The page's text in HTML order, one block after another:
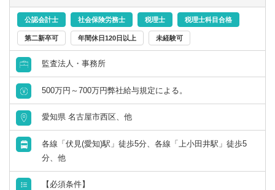
価、交渉サポート、クロージング支援を担当します。
他、IPO支援・組織再編にもチャレンジしていただけま
す。
公認会計士 社会保険労務士 税理士 税理士科目合格
第二新卒可 年間休日120日以上 未経験可
監査法人・事務所
500万円～700万円弊社給与規定による。
愛知県 名古屋市西区、他
各線「伏見(愛知)駅」徒歩5分、各線「上小田井駅」徒歩5
分、他
【必須条件】